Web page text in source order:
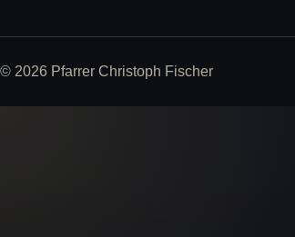
© 2026 Pfarrer Christoph Fischer